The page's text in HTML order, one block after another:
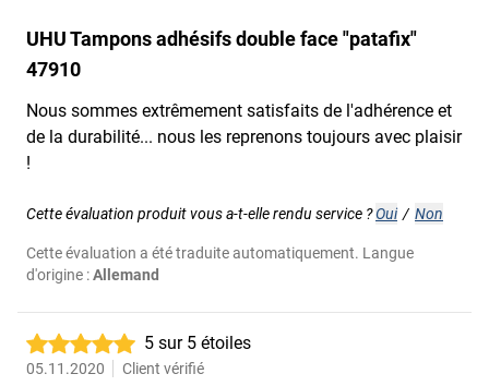
UHU Tampons adhésifs double face "patafix"
47910
Nous sommes extrêmement satisfaits de l'adhérence et
de la durabilité... nous les reprenons toujours avec plaisir
!
Cette évaluation produit vous a-t-elle rendu service ?Oui / Non
Cette évaluation a été traduite automatiquement. Langue
d'origine :Allemand
5 sur 5 étoiles
05.11.2020 Client vérifié